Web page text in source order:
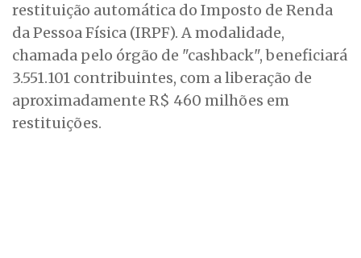
restituição automática do Imposto de Renda
da Pessoa Física (IRPF). A modalidade,
chamada pelo órgão de "cashback", beneficiará
3.551.101 contribuintes, com a liberação de
aproximadamente R$ 460 milhões em
restituições.